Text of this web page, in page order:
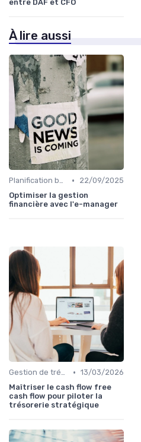
entre DAF et CFO
À lire aussi
Planification budgétaire •
22/09/2025
Optimiser la gestion
financière avec l'e-manager
Gestion de trésorerie • 13/03/2026
Maîtriser le cash flow free
cash flow pour piloter la
trésorerie stratégique